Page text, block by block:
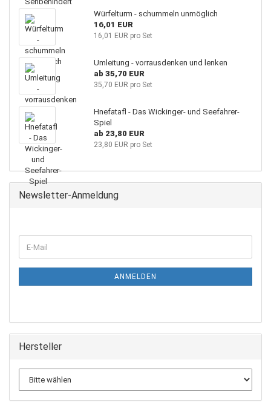
Würfelturm - schummeln unmöglich
16,01 EUR
16,01 EUR pro Set
Umleitung - vorrausdenken und lenken
ab 35,70 EUR
35,70 EUR pro Set
Hnefatafl - Das Wickinger- und Seefahrer-
Spiel
ab 23,80 EUR
23,80 EUR pro Set
Newsletter-Anmeldung
ZUR
E-
Mail
ANMELDEN
Hersteller